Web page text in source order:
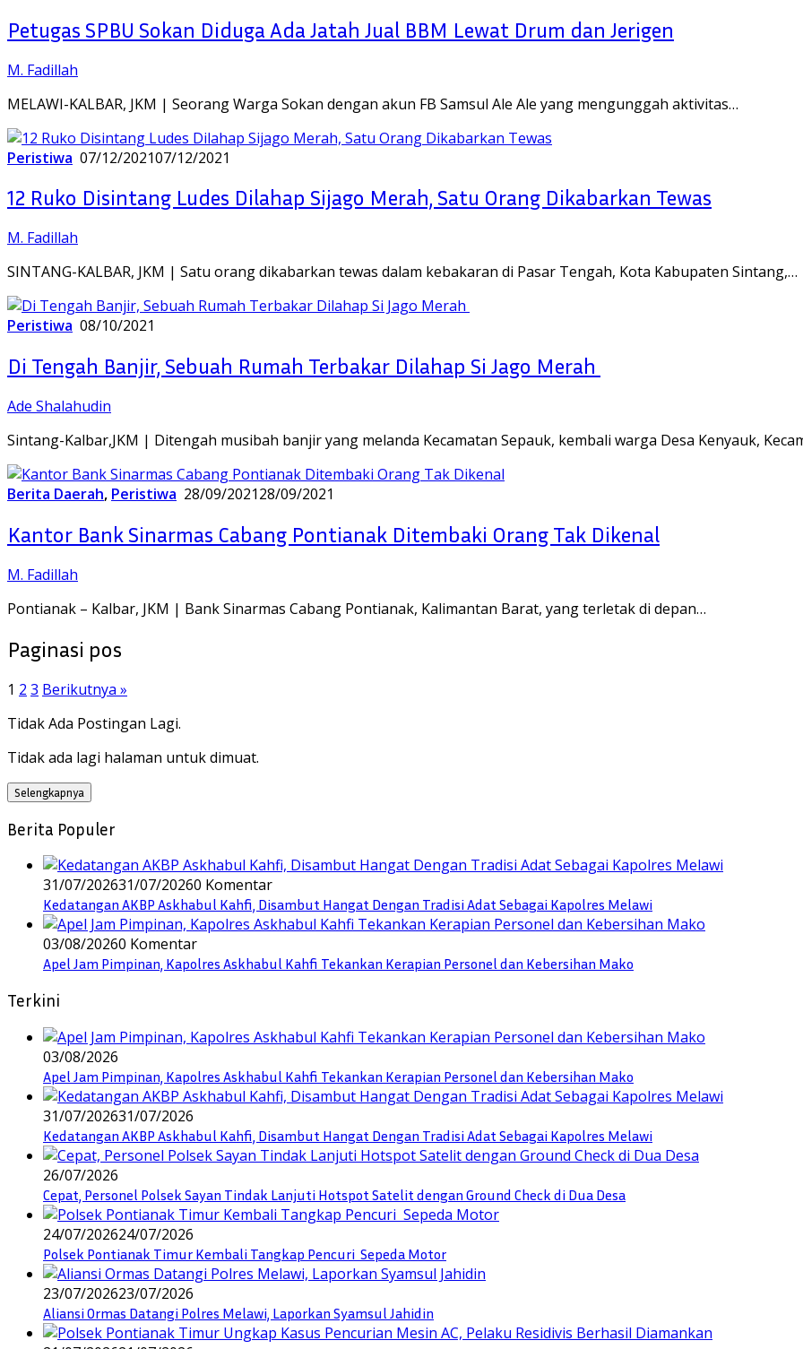
Petugas SPBU Sokan Diduga Ada Jatah Jual BBM Lewat Drum dan Jerigen
M. Fadillah
MELAWI-KALBAR, JKM | Seorang Warga Sokan dengan akun FB Samsul Ale Ale yang mengunggah aktivitas…
Peristiwa 07/12/202107/12/2021
12 Ruko Disintang Ludes Dilahap Sijago Merah, Satu Orang Dikabarkan Tewas
M. Fadillah
SINTANG-KALBAR, JKM | Satu orang dikabarkan tewas dalam kebakaran di Pasar Tengah, Kota Kabupaten Sintang,…
Peristiwa 08/10/2021
Di Tengah Banjir, Sebuah Rumah Terbakar Dilahap Si Jago Merah
Ade Shalahudin
Sintang-Kalbar,JKM | Ditengah musibah banjir yang melanda Kecamatan Sepauk, kembali warga Desa Kenyauk,
Berita Daerah, Peristiwa 28/09/202128/09/2021
Kantor Bank Sinarmas Cabang Pontianak Ditembaki Orang Tak Dikenal
M. Fadillah
Pontianak – Kalbar, JKM | Bank Sinarmas Cabang Pontianak, Kalimantan Barat, yang terletak di depan…
Paginasi pos
1 2 3 Berikutnya »
Tidak Ada Postingan Lagi.
Tidak ada lagi halaman untuk dimuat.
Selengkapnya
Berita Populer
31/07/202631/07/20260 Komentar
Kedatangan AKBP Askhabul Kahfi, Disambut Hangat Dengan Tradisi Adat Sebagai Kapolres Melawi
03/08/20260 Komentar
Apel Jam Pimpinan, Kapolres Askhabul Kahfi Tekankan Kerapian Personel dan Kebersihan Mako
Terkini
03/08/2026
Apel Jam Pimpinan, Kapolres Askhabul Kahfi Tekankan Kerapian Personel dan Kebersihan Mako
31/07/202631/07/2026
Kedatangan AKBP Askhabul Kahfi, Disambut Hangat Dengan Tradisi Adat Sebagai Kapolres Melawi
26/07/2026
Cepat, Personel Polsek Sayan Tindak Lanjuti Hotspot Satelit dengan Ground Check di Dua Desa
24/07/202624/07/2026
Polsek Pontianak Timur Kembali Tangkap Pencuri Sepeda Motor
23/07/202623/07/2026
Aliansi Ormas Datangi Polres Melawi, Laporkan Syamsul Jahidin